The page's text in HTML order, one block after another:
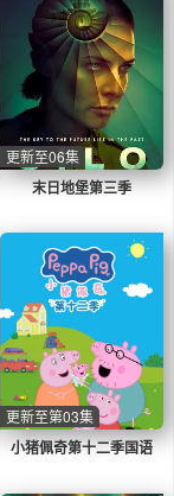
末日地堡第三季
更新至06集
小猪佩奇第十二季国语
更新至第03集